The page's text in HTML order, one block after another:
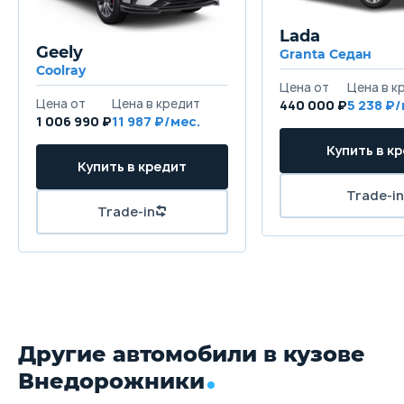
1735 мм
Колёсная база
2700 мм
Клиренс
185 мм
Масса
Трансмиссия
6-ти ступенчатая механическая
Geely
Coolray
1 006 990 ₽11 987
Lada
Granta Седан
440 000 ₽5 238
Другие автомобили в кузове
Внедорожники